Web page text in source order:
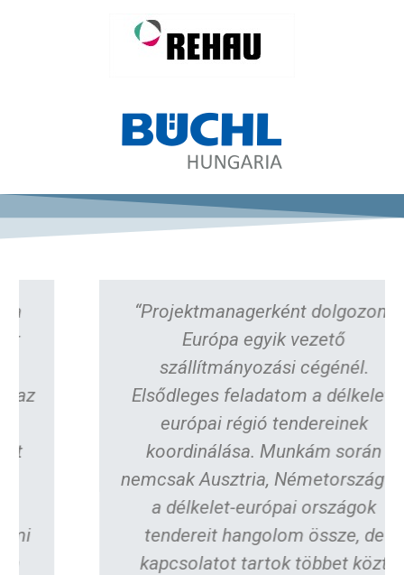
“Projektmanagerként dolgozom
Európa egyik vezető
szállítmányozási cégénél.
Elsődleges feladatom a délkelet-
európai régió tendereinek
koordinálása. Munkám során
nemcsak Ausztria, Németország és
a délkelet-európai országok
tendereit hangolom össze, de
kapcsolatot tartok többet közt